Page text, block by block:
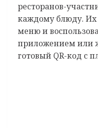
ресторанов-
каждому блюду.
меню и
приложением или
готовый QR-код с